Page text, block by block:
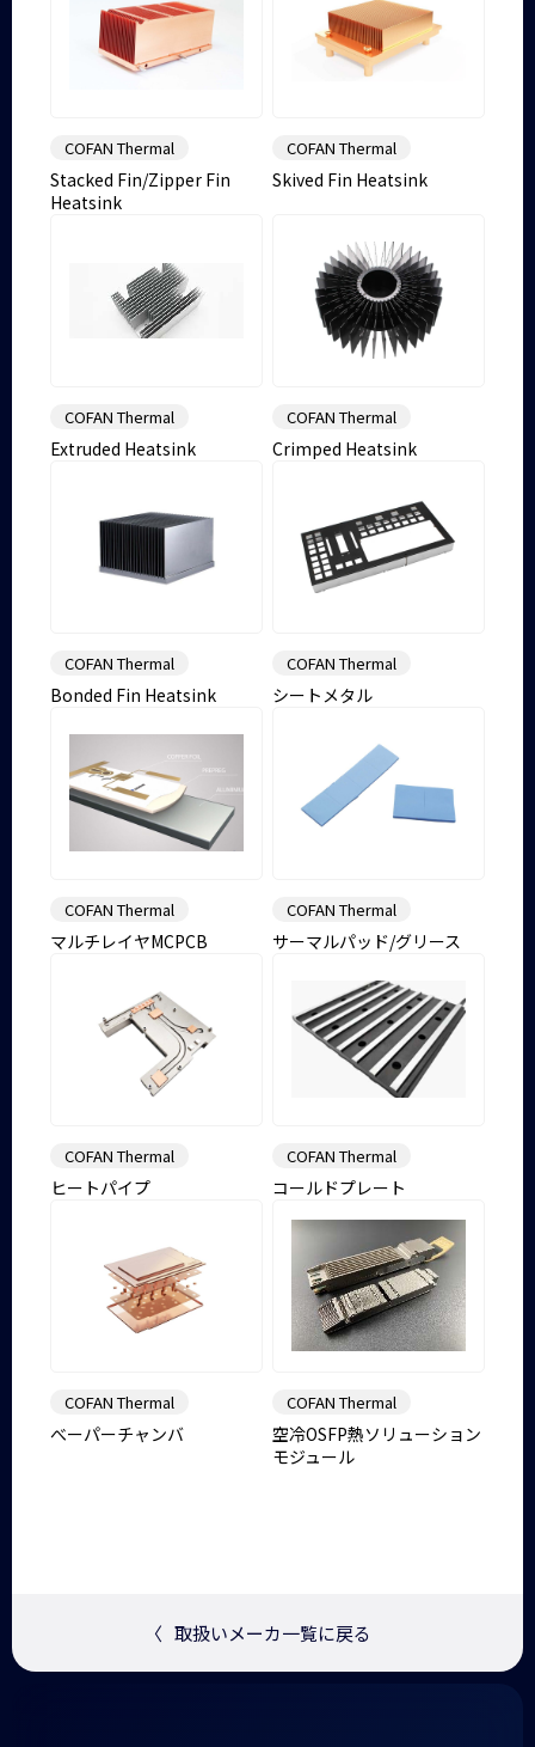
COFAN Thermal
Stacked Fin/Zipper Fin
Heatsink
COFAN Thermal
Skived Fin Heatsink
COFAN Thermal
Extruded Heatsink
COFAN Thermal
Crimped Heatsink
COFAN Thermal
Bonded Fin Heatsink
COFAN Thermal
シートメタル
COFAN Thermal
マルチレイヤMCPCB
COFAN Thermal
サーマルパッド/グリース
COFAN Thermal
ヒートパイプ
COFAN Thermal
コールドプレート
COFAN Thermal
べーパーチャンバ
COFAN Thermal
空冷OSFP熱ソリューション
モジュール
〈 取扱いメーカ一覧に戻る